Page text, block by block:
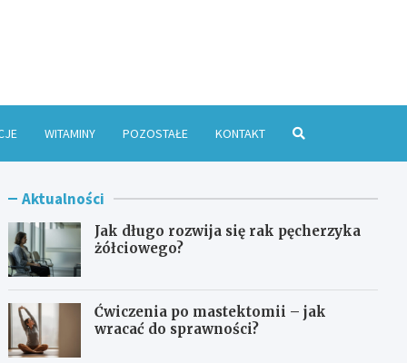
WITAMINY POZOSTAŁE KONTAKT
Aktualności
Jak długo rozwija się rak pęcherzyka
żółciowego?
Ćwiczenia po mastektomii – jak
wracać do sprawności?